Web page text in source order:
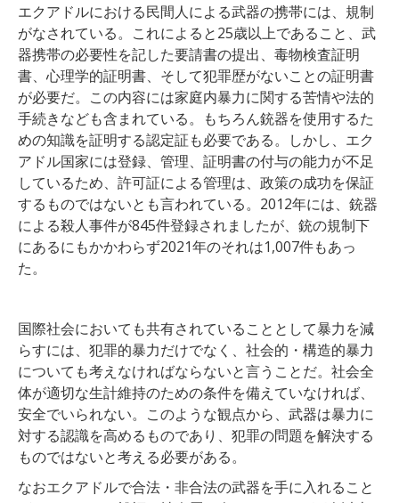
エクアドルにおける民間人による武器の携帯には、規制
がなされている。これによると25歳以上であること、武
器携帯の必要性を記した要請書の提出、毒物検査証明
書、心理学的証明書、そして犯罪歴がないことの証明書
が必要だ。この内容には家庭内暴力に関する苦情や法的
手続きなども含まれている。もちろん銃器を使用するた
めの知識を証明する認定証も必要である。しかし、エク
アドル国家には登録、管理、証明書の付与の能力が不足
しているため、許可証による管理は、政策の成功を保証
するものではないとも言われている。 2012年には、 銃器
による殺人事件が845件登録されま したが、銃の規制下
にあるにもかかわらず2021年のそれは1,007件もあっ
た。
国際社会においても共有されていることとして暴力を減
らすには、犯罪的暴力だけでなく、社会的・構造的暴力
についても考えなければならないと言うことだ。社会全
体が適切な生計維持のための条件を備えていなければ、
安全でいられない。このような観点から、武器は暴力に
対する認識を高めるものであり、犯罪の問題を解決する
ものではないと考える必要がある。
なおエクアドルで合法・非合法の武器を手に入れること